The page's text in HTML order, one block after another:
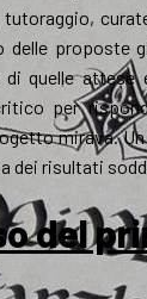
tutoraggio,
delle proposte
quelle attese
per
mirava.
dei risultati
del